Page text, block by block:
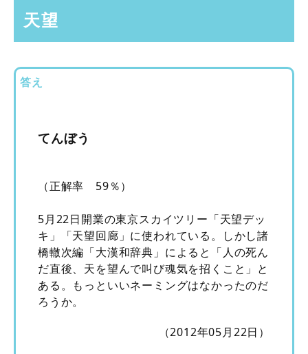
天望
答え
てんぼう
（正解率 59％）
5月22日開業の東京スカイツリー「天望デッ
キ」「天望回廊」に使われている。しかし諸
橋轍次編「大漢和辞典」によると「人の死ん
だ直後、天を望んで叫び魂気を招くこと」と
ある。もっといいネーミングはなかったのだ
ろうか。
（2012年05月22日）